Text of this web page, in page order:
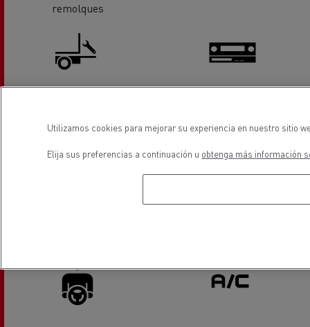
remolques
elevadores traseros
Utilizamos cookies para mejorar su experiencia en nuestro sitio
Elija sus preferencias a continuación u obtenga más información